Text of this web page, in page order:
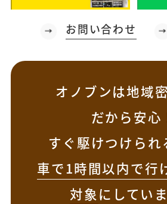
お問い合わせ
オノブンは地域
だから安心
すぐ駆けつけられ
車で1時間以内で行
対象にしてい